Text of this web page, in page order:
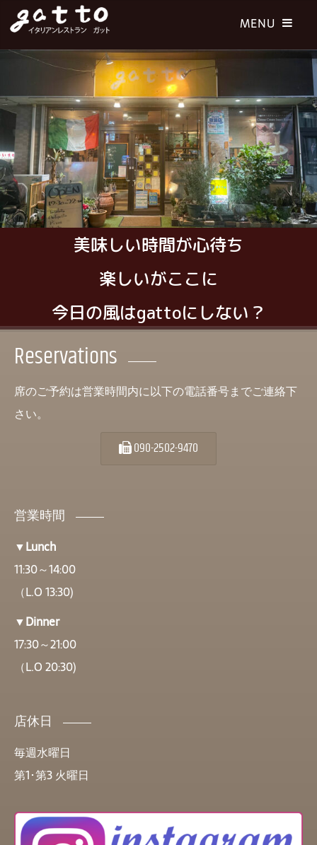
美味しい時間が心待ち
楽しいがここに
今日の風はgattoにしない？
Reservations
席のご予約は営業時間内に以下の電話番号までご連絡下
さい。
090-2502-9470
営業時間
▼Lunch
11:30～14:00
（L.O 13:30)
▼Dinner
17:30～21:00
（L.O 20:30)
店休日
毎週水曜日
第1･第3 火曜日